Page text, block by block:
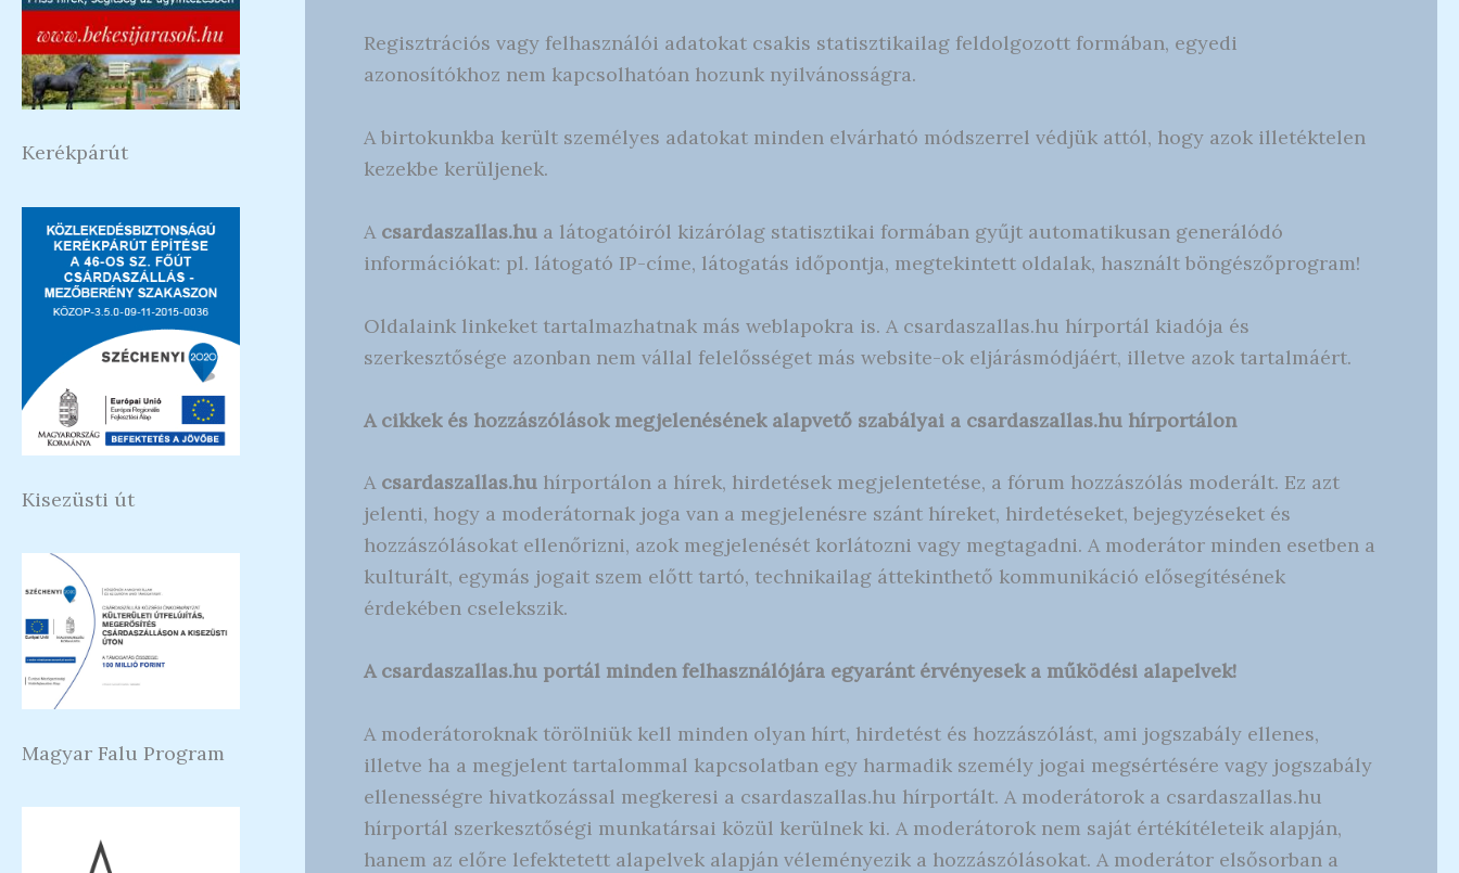
Kerékpárút
Kisezüsti út
Magyar Falu Program
Regisztrációs vagy felhasználói adatokat csakis statisztikailag feldolgozott formában, egyedi
azonosítókhoz nem kapcsolhatóan hozunk nyilvánosságra.
A birtokunkba került személyes adatokat minden elvárható módszerrel védjük attól, hogy azok illetéktelen
kezekbe kerüljenek.
A csardaszallas.hua látogatóiról kizárólag statisztikai formában gyűjt automatikusan generálódó
információkat: pl. látogató IP-címe, látogatás időpontja, megtekintett oldalak, használt böngészőprogram!
Oldalaink linkeket tartalmazhatnak más weblapokra is. A csardaszallas.hu hírportál kiadója és
szerkesztősége azonban nem vállal felelősséget más website-ok eljárásmódjáért, illetve azok tartalmáért.
A cikkek és hozzászólások megjelenésének alapvető szabályai a csardaszallas.hu hírportálon
A csardaszallas.huhírportálon a hírek, hirdetések megjelentetése, a fórum hozzászólás moderált. Ez azt
jelenti, hogy a moderátornak joga van a megjelenésre szánt híreket, hirdetéseket, bejegyzéseket és
hozzászólásokat ellenőrizni, azok megjelenését korlátozni vagy megtagadni. A moderátor minden esetben a
kulturált, egymás jogait szem előtt tartó, technikailag áttekinthető kommunikáció elősegítésének
érdekében cselekszik.
A csardaszallas.hu portál minden felhasználójára egyaránt érvényesek a működési alapelvek!
A moderátoroknak törölniük kell minden olyan hírt, hirdetést és hozzászólást, ami jogszabály ellenes,
illetve ha a megjelent tartalommal kapcsolatban egy harmadik személy jogai megsértésére vagy jogszabály
ellenességre hivatkozással megkeresi a csardaszallas.hu hírportált. A moderátorok a csardaszallas.hu
hírportál szerkesztőségi munkatársai közül kerülnek ki. A moderátorok nem saját értékítéleteik alapján,
hanem az előre lefektetett alapelvek alapján véleményezik a hozzászólásokat. A moderátor elsősorban a